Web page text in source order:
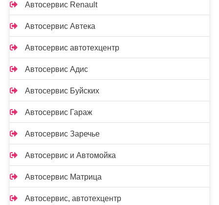
Автосервис Renault
Автосервис Автека
Автосервис автотехцентр
Автосервис Адис
Автосервис Буйских
Автосервис Гараж
Автосервис Заречье
Автосервис и Автомойка
Автосервис Матрица
Автосервис, автотехцентр